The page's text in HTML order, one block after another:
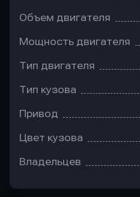
Объем двигателя
Мощность двигателя
Тип двигателя
Тип кузова
Привод
Цвет кузова
Владельцев